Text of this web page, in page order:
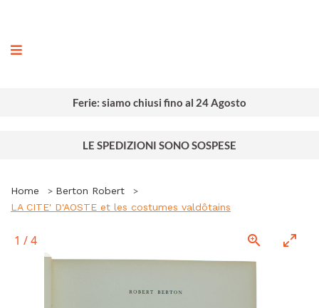
Ferie: siamo chiusi fino al 24 Agosto
LE SPEDIZIONI SONO SOSPESE
Home
Berton Robert
LA CITE' D'AOSTE et les costumes valdôtains
1 /4